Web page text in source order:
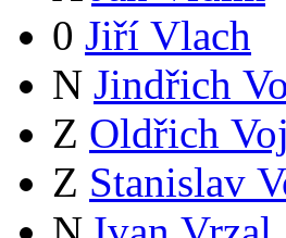
0 Jiří Vlach
N Jindřich
Z Oldřich
Z Stanislav